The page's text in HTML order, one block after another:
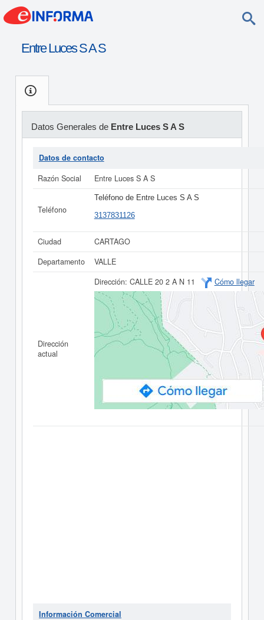
Entre Luces S A S
Datos Generales de Entre Luces S A S
Datos de contacto
Razón Social
Entre Luces S A S
Teléfono
Teléfono de Entre Luces S A S
3137831126
Ciudad
CARTAGO
Departamento
VALLE
Dirección
actual
Dirección: CALLE 20 2 A N 11 Cómo llegar
Información Comercial